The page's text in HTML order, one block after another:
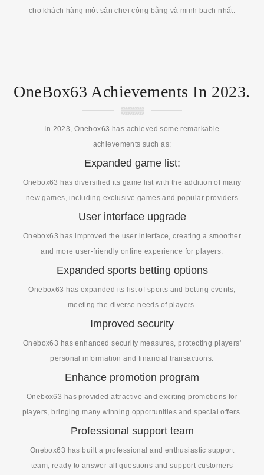
cho khách hàng một sân chơi công bằng và minh bạch nhất.
OneBox63 Achievements In 2023.
In 2023, Onebox63 has achieved some remarkable
achievements such as:
Expanded game list:
Onebox63 has diversified its game list with the addition of many
new games, including exclusive games and popular providers
User interface upgrade
Onebox63 has improved the user interface, creating a smoother
and more user-friendly online experience for players.
Expanded sports betting options
Onebox63 has expanded its list of sports and betting events,
meeting the diverse needs of players.
Improved security
Onebox63 has enhanced security measures, protecting players'
personal information and financial transactions.
Enhance promotion program
Onebox63 has provided attractive and exciting promotions for
players, bringing many winning opportunities and special offers.
Professional support team
Onebox63 has built a professional and enthusiastic support
team, ready to answer all questions and support customers